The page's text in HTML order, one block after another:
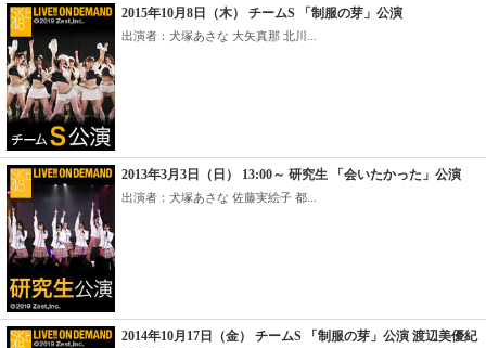
2015年10月8日（木） チームS 「制服の芽」公演
出演者：犬塚あさな 大矢真那 北川...
2013年3月3日（日） 13:00～ 研究生 「会いたかった」公演
出演者：犬塚あさな 佐藤実絵子 都...
2014年10月17日（金） チームS 「制服の芽」公演 渡辺美優紀